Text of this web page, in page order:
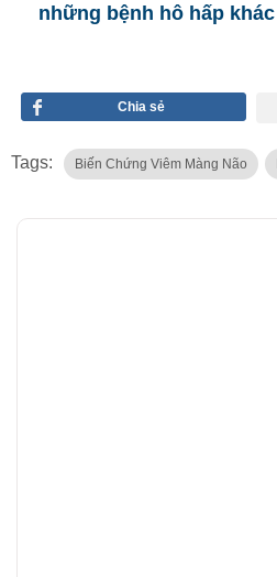
những bệnh hô hấp khác
Chia sẻ
Tags: Biến Chứng Viêm Màng Não